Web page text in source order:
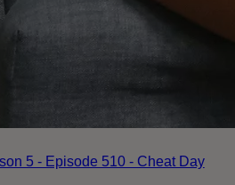
5 - Episode 510 - Cheat Day